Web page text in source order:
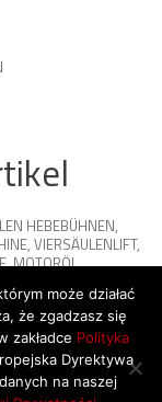
HEBEBÜHNEN,
, VIERSÄULENLIFT,
,MOTORÖL,
rights
może działać
że zgadzasz się
zakładce Polityka
Dyrektywa
na naszej